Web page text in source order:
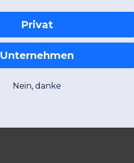
Privat
Unternehmen
Nein, danke